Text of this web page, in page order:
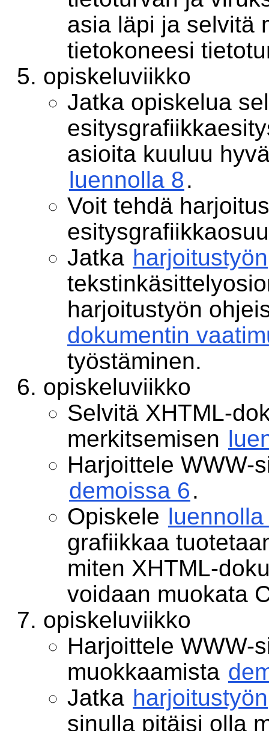
asia läpi ja selvitä
tietokoneesi
opiskeluviikko
Jatka opiskelua
asioita kuuluu
luennolla 8.
Voit tehdä
Jatka harjoitustyön
harjoitustyön
dokumentin
työstäminen.
opiskeluviikko
Selvitä XHTML-
merkitsemisen
Harjoittele WWW-
demoissa 6.
Opiskele
grafiikkaa
miten XHTML-
voidaan muokata
opiskeluviikko
Harjoittele WWW-
muokkaamista
Jatka harjoitustyön
sinulla pitäisi olla